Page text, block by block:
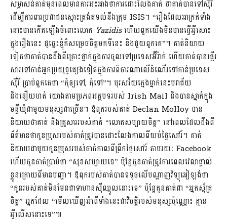
សម្ភាសន៍គាត់មុនពេលមានការអះអាងថាការដោះលែងគាត់ ថាគាត់បានទៅស៊ីរី
ដើម្បីការពារប្រជាជនស្មោះត្រង់តទល់នឹងក្រុម ISIS។ “រឿងដែលអាក្រក់ទាំង
នោះបានកើតឡើងចំពោះលោក Yazidisហើយពួកយើងមិនបានធ្វើអ្វីសោះ
ក្នុងរឿងនេះ ដូច្នេះខ្ញុំក៏សម្រេចចិត្តមកទីនេះ និងជួយពួកគេ”។ គាត់និយាយ
ទៀតថាគាត់បានដឹងពីគ្រោះថ្នាក់ក្នុងការចូលទៅប្រទេសអ៊ីរ៉ាក់ ហើយគាត់បានផ្ញើរ
សារទៅកាន់អ្នកប្រយុទ្ធផ្សេងទៀតក្នុងការពិចារណាលើដំណើរទៅកាន់ប្រទេស
ស៊ីរី ប្រាប់ពួកគេថា “កុំឲ្យទៅ, កុំទៅ”។ បុរសវ័យក្មេងម្នាក់នេះបរាជ័យ
និងនឿយហត់ យោងតាមប្រភពអត្ថបទរបស់ Irish Mail និងបានស្នាក់ក្នុង
មន្ទីឃុំជាមួយមនុស្សជាច្រើន។ ឪពុករបស់គាត់ Declan Molloy បាន
និយាយថាគាត់ និងគ្រួសាររបស់គាត់ “លោតសប្បាយចិត្ត” នៅពេលដែលដឹងពី
ព័ត៌មានថាកូនប្រុសរបស់គាត់ត្រូវបានដោះលែងកាលពីយប់ថ្ងៃសៅរ៍។ គាត់
និយាយជាមួយកូនប្រុសរបស់គាត់កាលពីព្រឹកថ្ងៃសៅរ៍ តាមរយៈ Facebook
ហើយកូនគាត់ប្រាប់ថា “សុខសប្បាយទេ” ប៉ុន្តែកូនគាត់ត្រូវការពេលវេលាផ្ទាល់
ខ្លួនក្រោយពីមានបញ្ហា។ ឪពុករបស់គាត់បានទទូចលើបណ្តាញវិទ្យុអៀឡង់ថា
“កូនរបស់គាត់មិនមែនជាទាហានស៊ីឈ្មួលនោះទេ” ប៉ុន្តែកូនគាត់ជា “អ្នកស្ម័គ្រ
ចិត្ត” អ្នកដែល “មើលឃើញអំពើទាំងនេះជាវិបត្តិរបស់មនុស្សប៉ុណ្ណោះ គ្មាន
អ្វីលើសនោះទេ”៕